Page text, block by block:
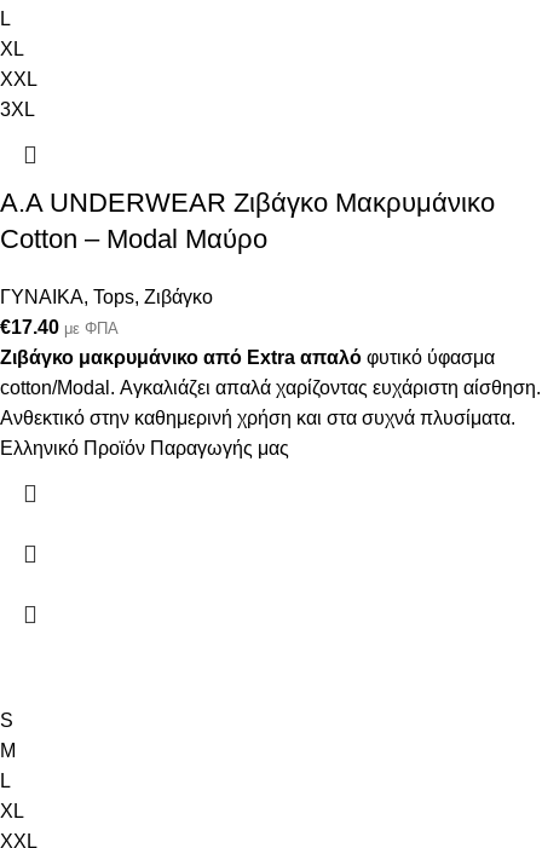
L
XL
XXL
3XL
Α.A UNDERWEAR Ζιβάγκο Μακρυμάνικο
Cotton – Modal Μαύρο
ΓΥΝΑΙΚΑ, Tops, Ζιβάγκο
€17.40 με ΦΠΑ
Ζιβάγκο μακρυμάνικο από Extra απαλό φυτικό ύφασμα
cotton/Modal. Αγκαλιάζει απαλά χαρίζοντας ευχάριστη αίσθηση.
Ανθεκτικό στην καθημερινή χρήση και στα συχνά πλυσίματα.
Ελληνικό Προϊόν Παραγωγής μας
S
M
L
XL
XXL